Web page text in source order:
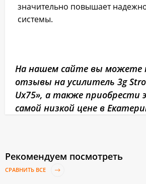
значительно повышает
системы.
На нашем сайте вы можете
отзывы на усилитель 3g
Uх75», а также приобрести
самой низкой цене в
Рекомендуем посмотреть
СРАВНИТЬ ВСЕ